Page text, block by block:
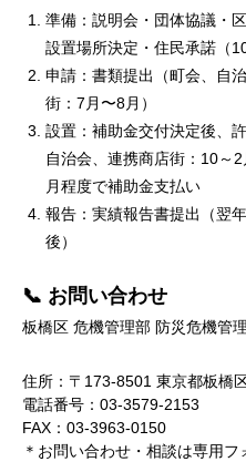
準備：説明会・団体協議・
設置場所決定・住民承諾（
申請：書類提出（町会、自
街：7月〜8月）
設置：補助金交付決定後、
自治会、連携商店街：10～
月程度で補助金支払い
報告：実績報告書提出（翌
後）
📞 お問い合わせ
板橋区 危機管理部 防災危機管
住所：〒173-8501 東京都板橋
電話番号：03-3579-2153
FAX：03-3963-0150
＊お問い合わせ・相談は専用フ